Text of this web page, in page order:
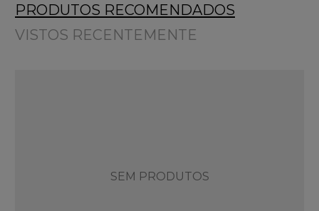
PRODUTOS RECOMENDADOS
VISTOS RECENTEMENTE
SEM PRODUTOS